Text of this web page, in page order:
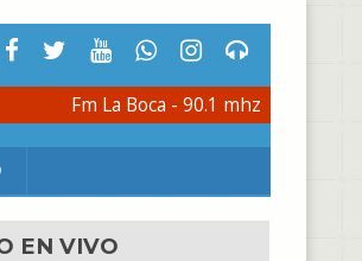
Fm La Boca - 90.1 mhz
EN VIVO